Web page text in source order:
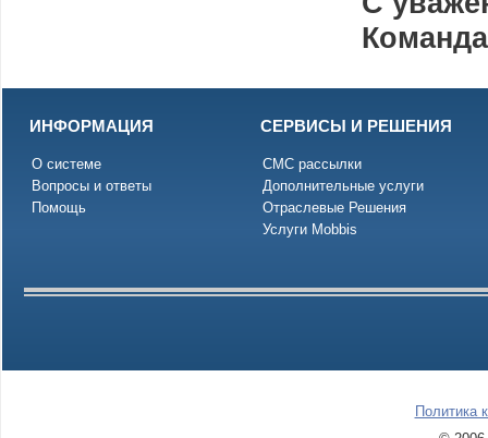
ИНФОРМАЦИЯ
О системе
Вопросы и ответы
Помощь
СЕРВИСЫ И РЕШЕНИЯ
СМС рассылки
Дополнительные услуги
Отраслевые Решения
Услуги Mobbis
Политика